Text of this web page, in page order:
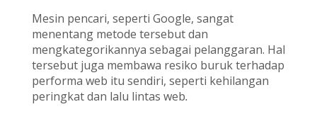
Mesin pencari, seperti Google, sangat
menentang metode tersebut dan
mengkategorikannya sebagai pelanggaran. Hal
tersebut juga membawa resiko buruk terhadap
performa web itu sendiri, seperti kehilangan
peringkat dan lalu lintas web.